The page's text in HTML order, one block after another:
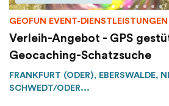
GEOFUN EVENT-DIENSTLEISTUNGEN
Verleih-Angebot - GPS
Geocaching-Schatzsuche
FRANKFURT (ODER), EBERSWALDE,
SCHWEDT/ODER...